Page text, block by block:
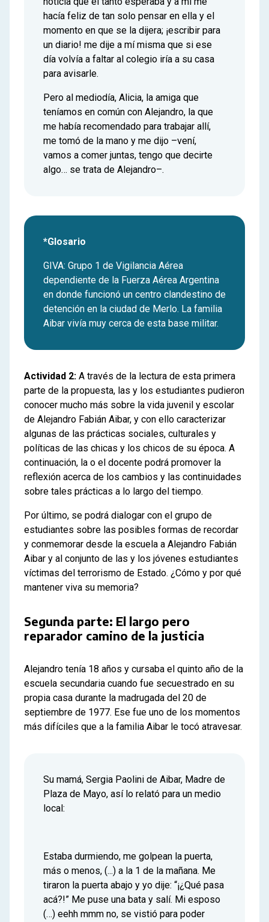
hacía feliz de tan solo pensar en ella y el
momento en que se la dijera; ¡escribir para
un diario! me dije a mí misma que si ese
día volvía a faltar al colegio iría a su casa
para avisarle.
Pero al mediodía, Alicia, la amiga que
teníamos en común con Alejandro, la que
me había recomendado para trabajar allí,
me tomó de la mano y me dijo –vení,
vamos a comer juntas, tengo que decirte
algo… se trata de Alejandro–.
*Glosario
GIVA: Grupo 1 de Vigilancia Aérea
dependiente de la Fuerza Aérea Argentina
en donde funcionó un centro clandestino de
detención en la ciudad de Merlo. La familia
Aibar vivía muy cerca de esta base militar.
Actividad 2: A través de la lectura de esta primera
parte de la propuesta, las y los estudiantes pudieron
conocer mucho más sobre la vida juvenil y escolar
de Alejandro Fabián Aibar, y con ello caracterizar
algunas de las prácticas sociales, culturales y
políticas de las chicas y los chicos de su época. A
continuación, la o el docente podrá promover la
reflexión acerca de los cambios y las continuidades
sobre tales prácticas a lo largo del tiempo.
Por último, se podrá dialogar con el grupo de
estudiantes sobre las posibles formas de recordar
y conmemorar desde la escuela a Alejandro Fabián
Aibar y al conjunto de las y los jóvenes estudiantes
víctimas del terrorismo de Estado. ¿Cómo y por qué
mantener viva su memoria?
Segunda parte: El largo pero
reparador camino de la justicia
Alejandro tenía 18 años y cursaba el quinto año de la
escuela secundaria cuando fue secuestrado en su
propia casa durante la madrugada del 20 de
septiembre de 1977. Ese fue uno de los momentos
más difíciles que a la familia Aibar le tocó atravesar.
Su mamá, Sergia Paolini de Aibar, Madre de
Plaza de Mayo, así lo relató para un medio
local:
Estaba durmiendo, me golpean la puerta,
más o menos, (...) a la 1 de la mañana. Me
tiraron la puerta abajo y yo dije: “¡¿Qué pasa
acá?!” Me puse una bata y salí. Mi esposo
(…) eehh mmm no, se vistió para poder